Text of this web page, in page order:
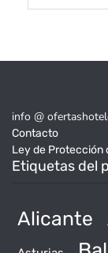
info @
Contacto
Ley de Protección
Etiquetas del
Alicante